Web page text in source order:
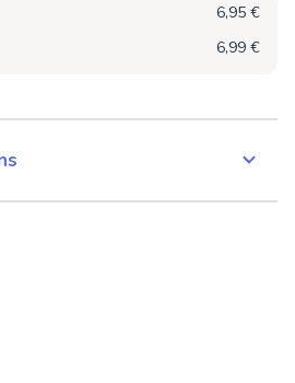
6,95 €
6,99 €